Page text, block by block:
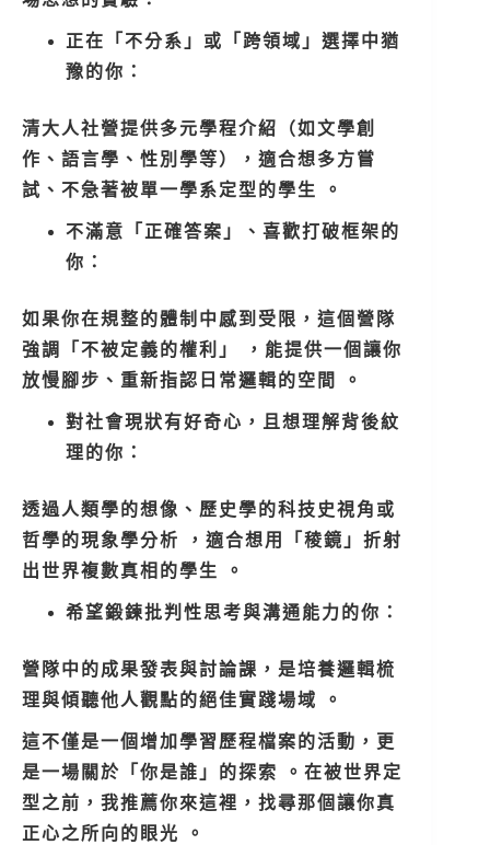
正在「不分系」或「跨領域」選擇中猶
豫的你：
清大人社營提供多元學程介紹（如文學創
作、語言學、性別學等），適合想多方嘗
試、不急著被單一學系定型的學生 。
不滿意「正確答案」、喜歡打破框架的
你：
如果你在規整的體制中感到受限，這個營隊
強調「不被定義的權利」 ，能提供一個讓你
放慢腳步、重新指認日常邏輯的空間 。
對社會現狀有好奇心，且想理解背後紋
理的你：
透過人類學的想像、歷史學的科技史視角或
哲學的現象學分析 ，適合想用「稜鏡」折射
出世界複數真相的學生 。
希望鍛鍊批判性思考與溝通能力的你：
營隊中的成果發表與討論課，是培養邏輯梳
理與傾聽他人觀點的絕佳實踐場域 。
這不僅是一個增加學習歷程檔案的活動，更
是一場關於「你是誰」的探索 。在被世界定
型之前，我推薦你來這裡，找尋那個讓你真
正心之所向的眼光 。